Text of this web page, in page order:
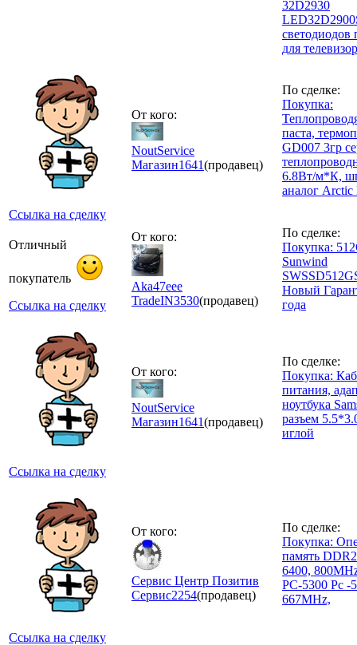
32D2930
светодиодов
для
Ссылка на сделку
От кого:
NoutService
Магазин1641(продавец)
По сделке:
Покупка:
паста,
GD007 3гр
6.8Вт/м*К,
аналог
Отличный
покупатель
Ссылка на сделку
От кого:
Aka47eee
TradeIN3530(продавец)
По сделке:
Покупка:
Sunwind
Новый
года
Ссылка на сделку
От кого:
NoutService
Магазин1641(продавец)
По сделке:
Покупка:
питания,
ноутбука
разъем
иглой
Ссылка на сделку
От кого:
Сервис Центр Позитив
Сервис2254(продавец)
По сделке:
Покупка:
память
6400,
PC-5300 Pc -
667MHz,